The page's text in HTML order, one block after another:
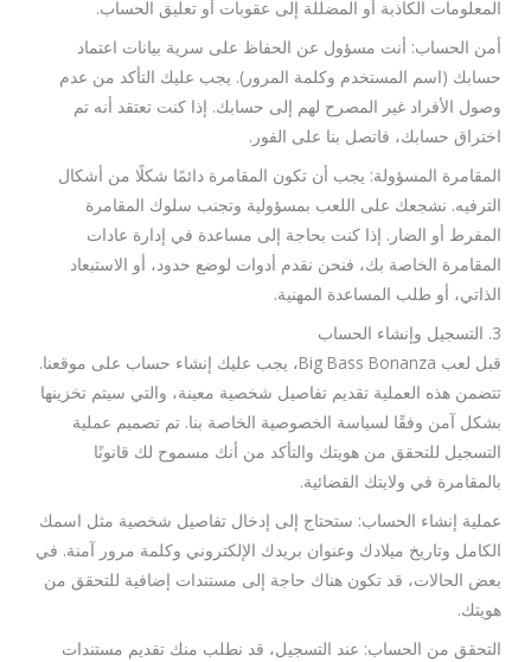
المعلومات الكاذبة أو المضللة إلى عقوبات أو تعليق الحساب.
أمن الحساب: أنت مسؤول عن الحفاظ على سرية بيانات اعتماد
حسابك (اسم المستخدم وكلمة المرور). يجب عليك التأكد من عدم
وصول الأفراد غير المصرح لهم إلى حسابك. إذا كنت تعتقد أنه تم
اختراق حسابك، فاتصل بنا على الفور.
المقامرة المسؤولة: يجب أن تكون المقامرة دائمًا شكلًا من أشكال
الترفيه. نشجعك على اللعب بمسؤولية وتجنب سلوك المقامرة
المفرط أو الضار. إذا كنت بحاجة إلى مساعدة في إدارة عادات
المقامرة الخاصة بك، فنحن نقدم أدوات لوضع حدود، أو الاستبعاد
الذاتي، أو طلب المساعدة المهنية.
3. التسجيل وإنشاء الحساب
قبل لعب Big Bass Bonanza، يجب عليك إنشاء حساب على موقعنا.
تتضمن هذه العملية تقديم تفاصيل شخصية معينة، والتي سيتم تخزينها
بشكل آمن وفقًا لسياسة الخصوصية الخاصة بنا. تم تصميم عملية
التسجيل للتحقق من هويتك والتأكد من أنك مسموح لك قانونًا
بالمقامرة في ولايتك القضائية.
عملية إنشاء الحساب: ستحتاج إلى إدخال تفاصيل شخصية مثل اسمك
الكامل وتاريخ ميلادك وعنوان بريدك الإلكتروني وكلمة مرور آمنة. في
بعض الحالات، قد تكون هناك حاجة إلى مستندات إضافية للتحقق من
هويتك.
التحقق من الحساب: عند التسجيل، قد نطلب منك تقديم مستندات